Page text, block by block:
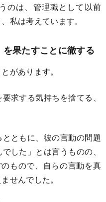
のは、管理職として以前
私は考えています。
果たすことに徹する
があります。
求する気持ちを捨てる、
ともに、彼の言動の問題
した」とは言うものの、
もので、自らの言動を真
せんでした。